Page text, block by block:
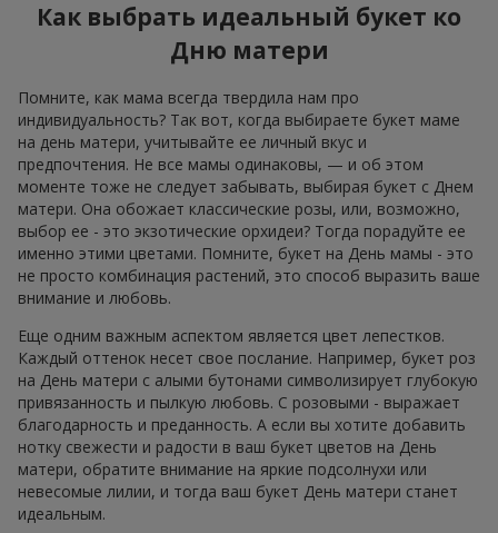
Как выбрать идеальный букет ко
Дню матери
Помните, как мама всегда твердила нам про
индивидуальность? Так вот, когда выбираете букет маме
на день матери, учитывайте ее личный вкус и
предпочтения. Не все мамы одинаковы, — и об этом
моменте тоже не следует забывать, выбирая букет с Днем
матери. Она обожает классические розы, или, возможно,
выбор ее - это экзотические орхидеи? Тогда порадуйте ее
именно этими цветами. Помните, букет на День мамы - это
не просто комбинация растений, это способ выразить ваше
внимание и любовь.
Еще одним важным аспектом является цвет лепестков.
Каждый оттенок несет свое послание. Например, букет роз
на День матери с алыми бутонами символизирует глубокую
привязанность и пылкую любовь. С розовыми - выражает
благодарность и преданность. А если вы хотите добавить
нотку свежести и радости в ваш букет цветов на День
матери, обратите внимание на яркие подсолнухи или
невесомые лилии, и тогда ваш букет День матери станет
идеальным.